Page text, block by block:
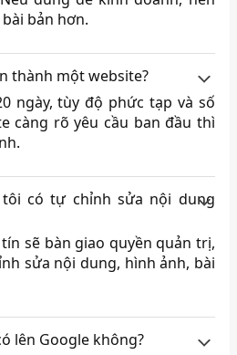
bản hơn.
thành một website?
ngày, tùy độ phức tạp và số
càng rõ yêu cầu ban đầu thì
có tự chỉnh sửa nội dung
sẽ bàn giao quyền quản trị,
sửa nội dung, hình ảnh, bài
lên Google không?